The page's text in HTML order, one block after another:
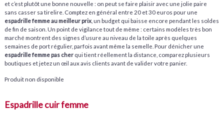
et c’est plutôt une bonne nouvelle : on peut se faire plaisir avec une jolie paire
sans casser sa tirelire. Comptez en général entre 20 et 30 euros pour une
espadrille femme au meilleur prix, un budget qui baisse encore pendant les soldes
de fin de saison. Un point de vigilance tout de même : certains modèles très bon
marché montrent des signes d’usure au niveau de la toile après quelques
semaines de port régulier, parfois avant même la semelle. Pour dénicher une
espadrille femme pas cherqui tient réellement la distance, comparez plusieurs
boutiques et jetez un œil aux avis clients avant de valider votre panier.
Produit non disponible
Espadrille cuir femme